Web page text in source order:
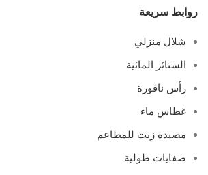
روابط سريعة
شلال منزلي
الستائر المائية
رأس نافورة
غطاس ماء
مصيدة زيت للمطاعم
صفايات طولية